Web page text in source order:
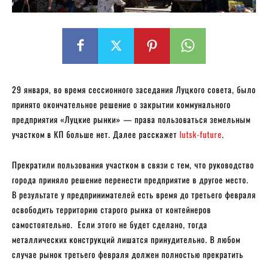
29 января, во время сессионного заседания Луцкого совета, было
принято окончательное решение о закрытии коммунального
предприятия «Луцкие рынки» — права пользоваться земельным
участком в КП больше нет. Далее расскажет lutsk-future.
Прекратили пользования участком в связи с тем, что руководство
города приняло решение перенести предприятие в другое место.
В результате у предпринимателей есть время до третьего февраля
освободить территорию старого рынка от контейнеров
самостоятельно. Если этого не будет сделано, тогда
металлических конструкций лишатся принудительно. В любом
случае рынок третьего февраля должен полностью прекратить